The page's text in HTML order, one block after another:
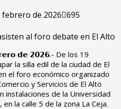
febrero de 2026 695
𝗱𝗲 𝟮𝟬𝟮𝟲.- De los 19
la silla edil de la ciudad de El
el foro económico organizado
y Servicios de El Alto
instalaciones de la Universidad
en la calle 5 de la zona La Ceja.